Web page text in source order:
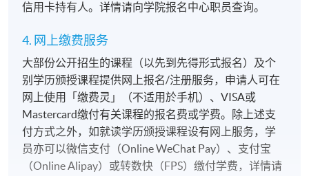
信用卡持有人。详情请向学院报名中心职员查询。
4. 网上缴费服务
大部份公开招生的课程（以先到先得形式报名）及个
别学历颁授课程提供网上报名/注册服务，申请人可在
网上使用「缴费灵」（不适用於手机）、VISA或
Mastercard缴付有关课程的报名费或学费。除上述支
付方式之外，如就读学历颁授课程设有网上服务，学
员亦可以微信支付（Online WeChat Pay）、支付宝
（Online Alipay）或转数快（FPS）缴付学费，详情请